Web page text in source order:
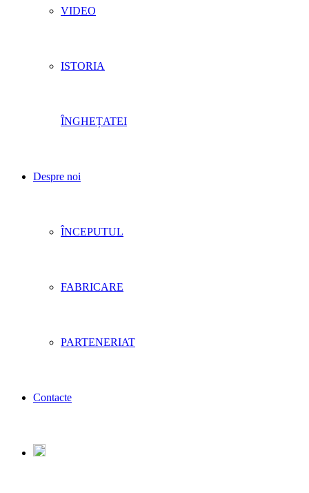
VIDEO
ISTORIA
ÎNGHEȚATEI
Despre noi
ÎNCEPUTUL
FABRICARE
PARTENERIAT
Contacte